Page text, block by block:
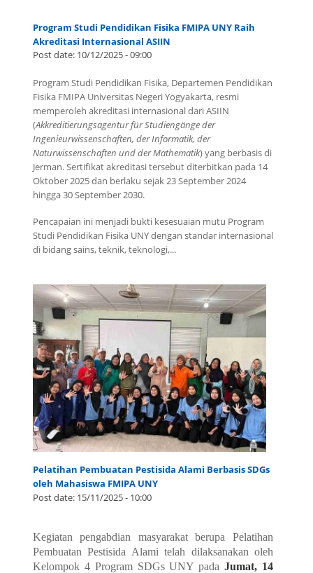
Program Studi Pendidikan Fisika FMIPA UNY Raih
Akreditasi Internasional ASIIN
Post date: 10/12/2025 - 09:00
Program Studi Pendidikan Fisika, Departemen Pendidikan
Fisika FMIPA Universitas Negeri Yogyakarta, resmi
memperoleh akreditasi internasional dari ASIIN
(Akkreditierungsagentur für Studiengänge der
Ingenieurwissenschaften, der Informatik, der
Naturwissenschaften und der Mathematik) yang berbasis di
Jerman. Sertifikat akreditasi tersebut diterbitkan pada 14
Oktober 2025 dan berlaku sejak 23 September 2024
hingga 30 September 2030.
Pencapaian ini menjadi bukti kesesuaian mutu Program
Studi Pendidikan Fisika UNY dengan standar internasional
di bidang sains, teknik, teknologi,...
Pelatihan Pembuatan Pestisida Alami Berbasis SDGs
oleh Mahasiswa FMIPA UNY
Post date: 15/11/2025 - 10:00
Kegiatan pengabdian masyarakat berupa Pelatihan
Pembuatan Pestisida Alami telah dilaksanakan oleh
Kelompok 4 Program SDGs UNY padaJumat, 14